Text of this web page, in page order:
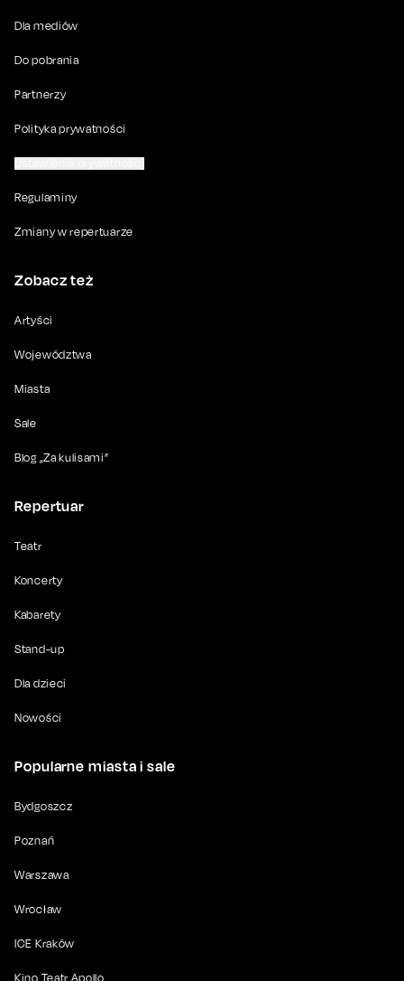
Dla mediów
Do pobrania
Partnerzy
Polityka prywatności
Regulaminy
Zmiany w repertuarze
Zobacz też
Artyści
Województwa
Miasta
Sale
Blog „Za kulisami”
Repertuar
Teatr
Koncerty
Kabarety
Stand-up
Dla dzieci
Nowości
Popularne miasta i sale
Bydgoszcz
Poznań
Warszawa
Wrocław
ICE Kraków
Kino Teatr Apollo